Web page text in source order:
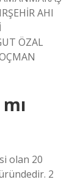
AHI
ÖZAL
olan 20
2